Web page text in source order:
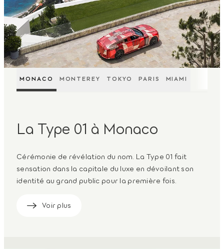
MONACO MONTEREY TOKYO PARIS MIAMI
La Type 01 à Monaco
Cérémonie de révélation du nom. La Type 01 fait
sensation dans la capitale du luxe en dévoilant son
identité au grand public pour la première fois.
Voir plus